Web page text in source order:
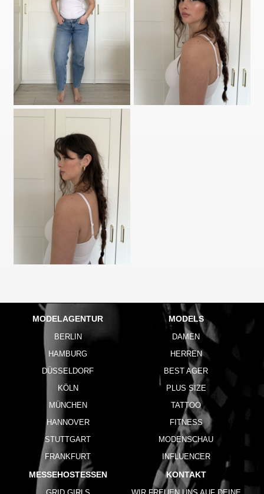
MODELAGENTUR
BERLIN
HAMBURG
DÜSSELDORF
KÖLN
MÜNCHEN
HANNOVER
STUTTGART
FRANKFURT
MODELS
DAMEN
HERREN
BEST AGER
PLUS SIZE
TATTOO
FITNESS
MODENSCHAU
INFLUENCER
MESSEHOSTESSEN KONTAKT